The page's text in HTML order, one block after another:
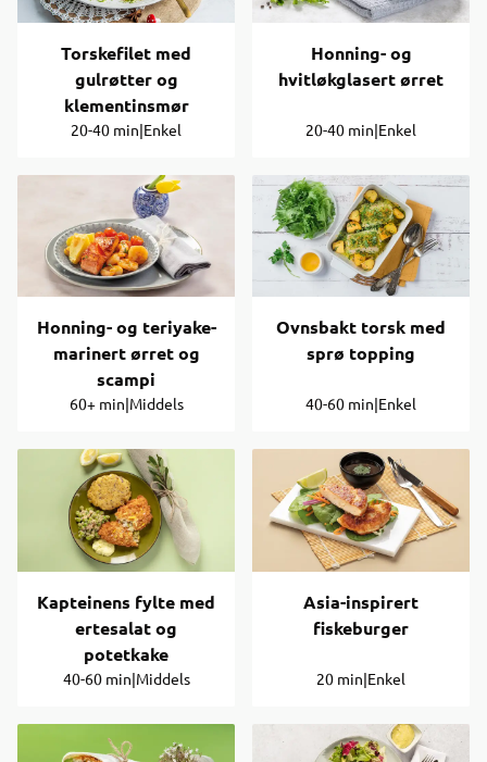
Torskefilet med
gulrøtter og
klementinsmør
20-40 min|Enkel
Honning- og
hvitløkglasert ørret
20-40 min|Enkel
Honning- og teriyake-
marinert ørret og
scampi
60+ min|Middels
Ovnsbakt torsk med
sprø topping
40-60 min|Enkel
Kapteinens fylte med
ertesalat og
potetkake
40-60 min|Middels
Asia-inspirert
fiskeburger
20 min|Enkel